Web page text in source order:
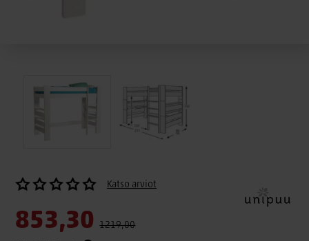
Katso arviot
853,30 1219,00